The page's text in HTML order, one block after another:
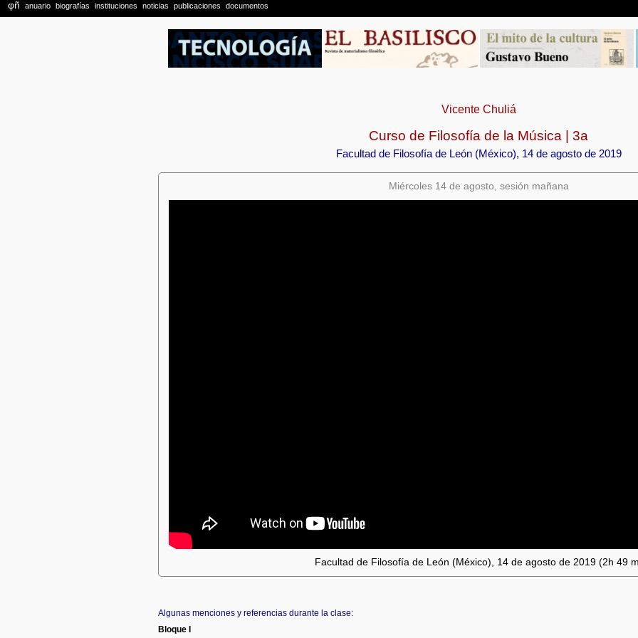
Vicente Chuliá
Curso de Filosofía de la Música | 3a
Facultad de Filosofía de León (México), 14 de agosto de 2019
Miércoles 14 de agosto, sesión mañana
Facultad de Filosofía de León (México), 14 de agosto de 2019 (2h 49
Algunas menciones y referencias durante la clase:
Bloque I